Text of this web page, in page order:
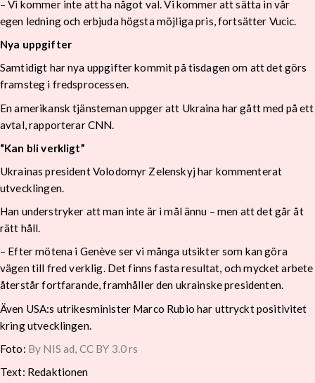
– Vi kommer inte att ha något val. Vi kommer att sätta in vår
egen ledning och erbjuda högsta möjliga pris, fortsätter Vucic.
Nya uppgifter
Samtidigt har nya uppgifter kommit på tisdagen om att det görs
framsteg i fredsprocessen.
En amerikansk tjänsteman uppger att Ukraina har gått med på ett
avtal, rapporterar CNN.
“Kan bli verkligt”
Ukrainas president Volodomyr Zelenskyj har kommenterat
utvecklingen.
Han understryker att man inte är i mål ännu – men att det går åt
rätt håll.
– Efter mötena i Genève ser vi många utsikter som kan göra
vägen till fred verklig. Det finns fasta resultat, och mycket arbete
återstår fortfarande, framhåller den ukrainske presidenten.
Även USA:s utrikesminister Marco Rubio har uttryckt positivitet
kring utvecklingen.
Foto: By NIS ad, CC BY 3.0 rs
Text: Redaktionen